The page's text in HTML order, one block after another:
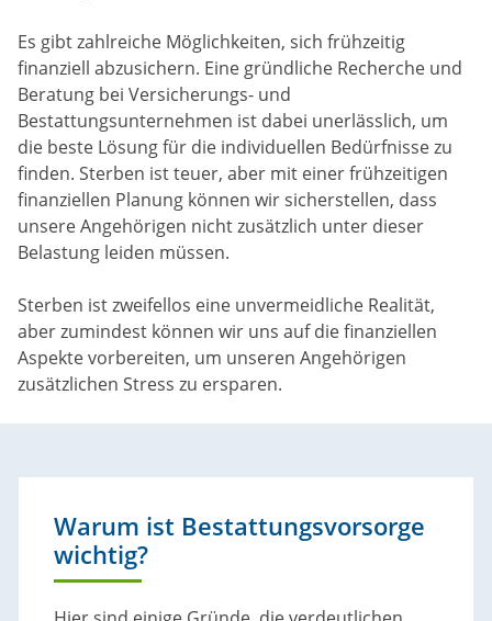
Es gibt zahlreiche Möglichkeiten, sich frühzeitig
finanziell abzusichern. Eine gründliche Recherche und
Beratung bei Versicherungs- und
Bestattungsunternehmen ist dabei unerlässlich, um
die beste Lösung für die individuellen Bedürfnisse zu
finden. Sterben ist teuer, aber mit einer frühzeitigen
finanziellen Planung können wir sicherstellen, dass
unsere Angehörigen nicht zusätzlich unter dieser
Belastung leiden müssen.
Sterben ist zweifellos eine unvermeidliche Realität,
aber zumindest können wir uns auf die finanziellen
Aspekte vorbereiten, um unseren Angehörigen
zusätzlichen Stress zu ersparen.
Warum ist Bestattungsvorsorge
wichtig?